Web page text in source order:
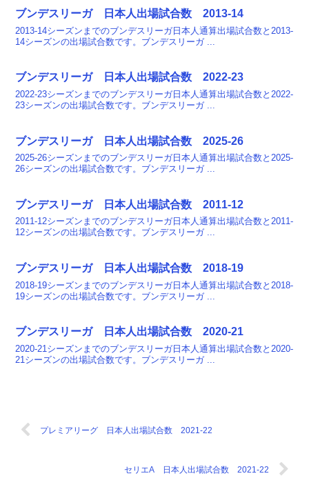
ブンデスリーガ 日本人出場試合数 2013-14
2013-14シーズンまでのブンデスリーガ日本人通算出場試合数と2013-
14シーズンの出場試合数です。ブンデスリーガ ...
ブンデスリーガ 日本人出場試合数 2022-23
2022-23シーズンまでのブンデスリーガ日本人通算出場試合数と2022-
23シーズンの出場試合数です。ブンデスリーガ ...
ブンデスリーガ 日本人出場試合数 2025-26
2025-26シーズンまでのブンデスリーガ日本人通算出場試合数と2025-
26シーズンの出場試合数です。ブンデスリーガ ...
ブンデスリーガ 日本人出場試合数 2011-12
2011-12シーズンまでのブンデスリーガ日本人通算出場試合数と2011-
12シーズンの出場試合数です。ブンデスリーガ ...
ブンデスリーガ 日本人出場試合数 2018-19
2018-19シーズンまでのブンデスリーガ日本人通算出場試合数と2018-
19シーズンの出場試合数です。ブンデスリーガ ...
ブンデスリーガ 日本人出場試合数 2020-21
2020-21シーズンまでのブンデスリーガ日本人通算出場試合数と2020-
21シーズンの出場試合数です。ブンデスリーガ ...
プレミアリーグ 日本人出場試合数 2021-22
セリエA 日本人出場試合数 2021-22